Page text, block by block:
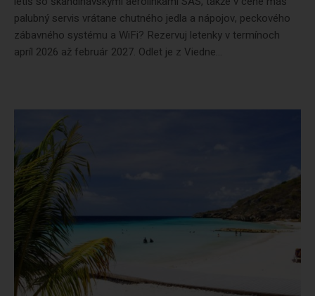
palubný servis vrátane chutného jedla a nápojov, peckového
zábavného systému a WiFi? Rezervuj letenky v termínoch
apríl 2026 až február 2027. Odlet je z Viedne...